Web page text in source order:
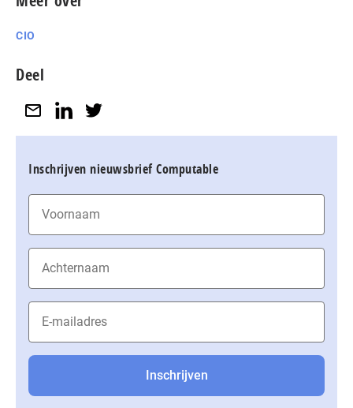
CIO
Deel
Inschrijven nieuwsbrief Computable